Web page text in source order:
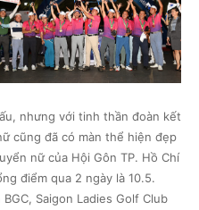
nhưng với tinh thần đoàn kết
cũng đã có màn thể hiện đẹp
nữ của Hội Gôn TP. Hồ Chí
điểm qua 2 ngày là 10.5.
Saigon Ladies Golf Club